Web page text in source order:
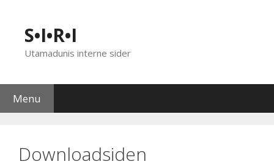
indholdS•I•R•I
Utamadunis interne sider
Menu
Downloadsiden